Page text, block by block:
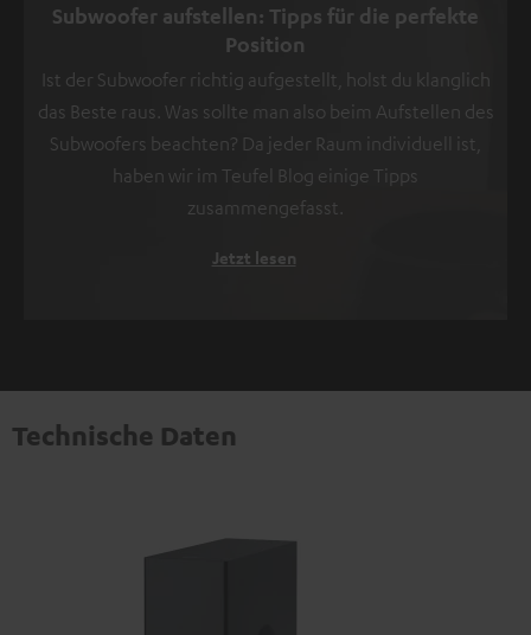
Subwoofer aufstellen: Tipps für die perfekte
Position
Ist der Subwoofer richtig aufgestellt, holst du klanglich
das Beste raus. Was sollte man also beim Aufstellen des
Subwoofers beachten? Da jeder Raum individuell ist,
haben wir im Teufel Blog einige Tipps
zusammengefasst.
Jetzt lesen
Technische Daten